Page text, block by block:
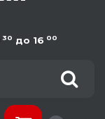
30 до 16 00